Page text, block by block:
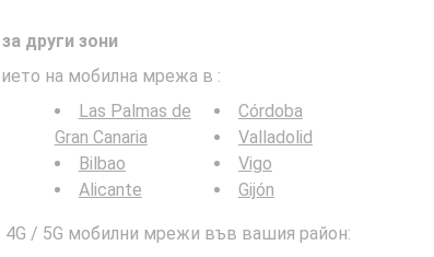
други зони
на мобилна мрежа в :
Las Palmas de
Gran Canaria
Bilbao
Alicante
Córdoba
Valladolid
Vigo
Gijón
/ 5G мобилни мрежи във вашия район: